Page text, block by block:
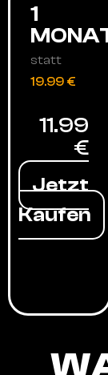
1
statt
19.99 €
11.99
€
Jetzt
Kaufen